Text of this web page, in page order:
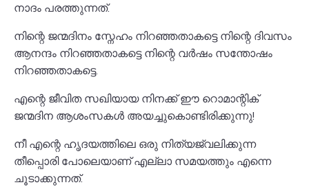
നാദം പരത്തുന്നത്.
നിന്റെ ജന്മദിനം സ്നേഹം നിറഞ്ഞതാകട്ടെ നിന്റെ ദിവസം
ആനന്ദം നിറഞ്ഞതാകട്ടെ നിന്റെ വർഷം സന്തോഷം
നിറഞ്ഞതാകട്ടെ.
എന്റെ ജീവിത സഖിയായ നിനക്ക് ഈ റൊമാന്റിക്
ജന്മദിന ആശംസകൾ അയച്ചുകൊണ്ടിരിക്കുന്നു!
നീ എന്റെ ഹൃദയത്തിലെ ഒരു നിത്യജ്വലിക്കുന്ന
തീപ്പൊരി പോലെയാണ് എല്ലാ സമയത്തും എന്നെ
ചൂടാക്കുന്നത്.